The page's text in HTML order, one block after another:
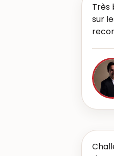
Très
sur